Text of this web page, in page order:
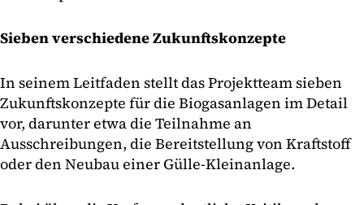
Sieben verschiedene Zukunftskonzepte
In seinem Leitfaden stellt das Projektteam sieben
Zukunftskonzepte für die Biogasanlagen im Detail
vor, darunter etwa die Teilnahme an
Ausschreibungen, die Bereitstellung von Kraftstoff
oder den Neubau einer Gülle-Kleinanlage.